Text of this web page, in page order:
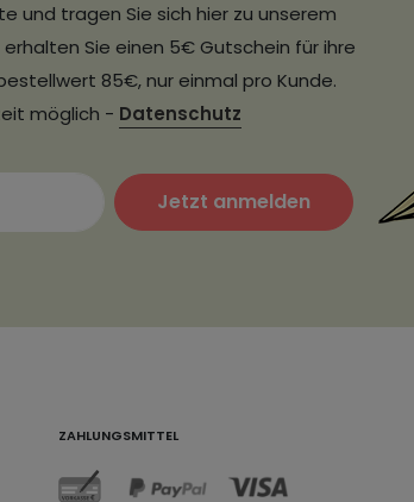
und tragen Sie sich hier zu unserem
Sie einen 5€ Gutschein für ihre
85€, nur einmal pro Kunde.
möglich - Datenschutz
Jetzt anmelden
ZAHLUNGSMITTEL